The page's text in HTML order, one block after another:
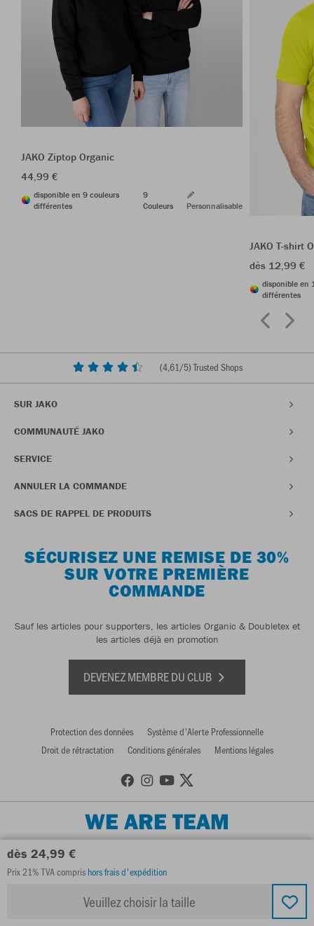
dès 24,99 €
Prix 21% TVA compris hors frais d'expédition
Veuillez choisir la taille
JAKO Ziptop Organic
44,99 €
disponible en 9 couleurs
différentes
9
Couleurs
Personnalisable
JAKO T-shirt
dès 12,99 €
disponible en
différentes
(4,61/5) Trusted Shops
SUR JAKO
COMMUNAUTÉ JAKO
SERVICE
ANNULER LA COMMANDE
SACS DE RAPPEL DE PRODUITS
SÉCURISEZ UNE REMISE DE 30%
SUR VOTRE PREMIÈRE
COMMANDE
Sauf les articles pour supporters, les articles Organic & Doubletex et
les articles déjà en promotion
DEVENEZ MEMBRE DU CLUB
Protection des données
Système d'Alerte Professionnelle
Droit de rétractation
Conditions générales Mentions légales
WE ARE TEAM